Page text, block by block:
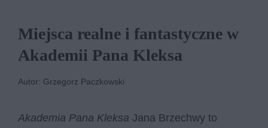
Miejsca realne i fantastyczne w
Akademii Pana Kleksa
Autor: Grzegorz Paczkowski
Akademia Pana Kleksa Jana Brzechwy to